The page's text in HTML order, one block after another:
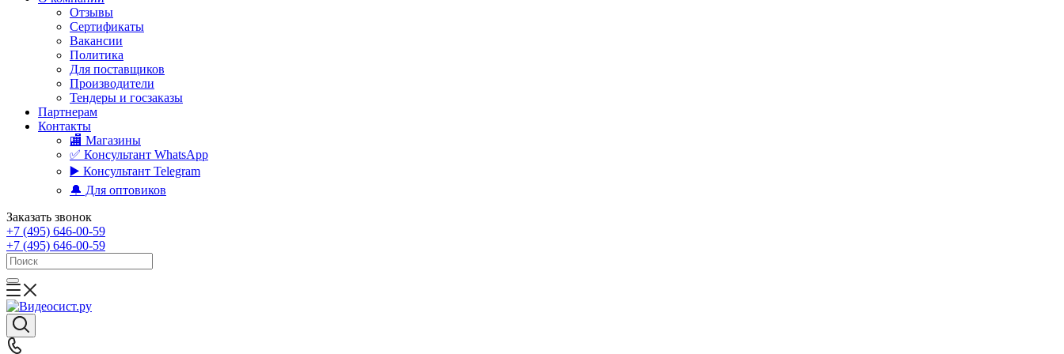
Отзывы
Сертификаты
Вакансии
Политика
Для поставщиков
Производители
Тендеры и госзаказы
Партнерам
Контакты
🏬 Магазины
✅️ Консультант WhatsApp
▶️ Консультант Telegram
🔔 Для оптовиков
Заказать звонок
+7 (495) 646-00-59
+7 (495) 646-00-59